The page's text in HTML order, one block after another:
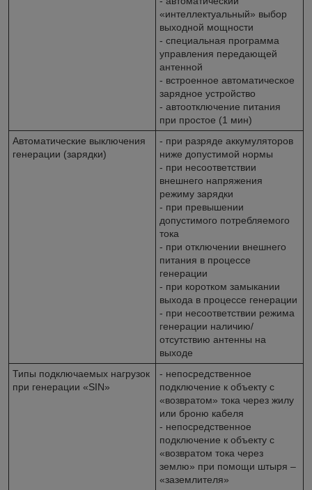
«интеллектуальный» выбор
выходной мощности
- специальная программа
управления передающей
антенной
- встроенное автоматическое
зарядное устройство
- автоотключение питания
при простое (1 мин)
Автоматические выключения
генерации (зарядки)
- при разряде аккумуляторов
ниже допустимой нормы
- при несоответствии
внешнего напряжения
режиму зарядки
- при превышении
допустимого потребляемого
тока
- при отключении внешнего
питания в процессе
генерации
- при коротком замыкании
выхода в процессе генерации
- при несоответствии режима
генерации наличию/
отсутствию антенны на
выходе
Типы подключаемых нагрузок
при генерации «SIN»
- непосредственное
подключение к объекту с
«возвратом» тока через жилу
или броню кабеля
- непосредственное
подключение к объекту с
«возвратом тока через
землю» при помощи штыря –
«заземлителя»